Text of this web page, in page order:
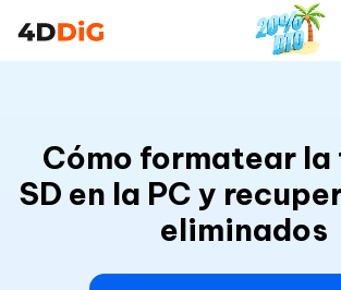
Cómo formatear
SD en la PC y
eliminados